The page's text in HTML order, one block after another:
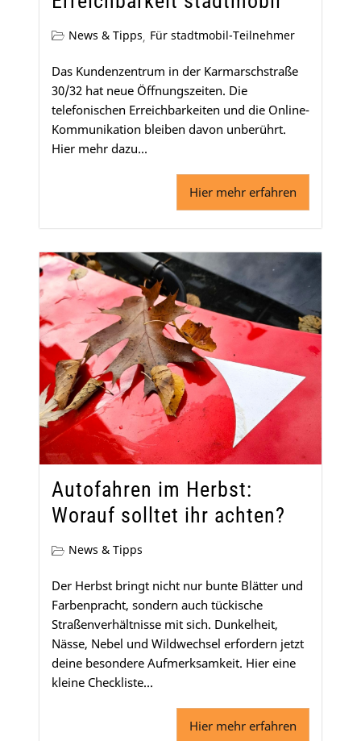
News & Tipps, Für stadtmobil-Teilnehmer
Das Kundenzentrum in der Karmarschstraße
30/32 hat neue Öffnungszeiten. Die
telefonischen Erreichbarkeiten und die Online-
Kommunikation bleiben davon unberührt.
Hier mehr dazu...
Hier mehr erfahren
Autofahren im Herbst:
Worauf solltet ihr achten?
News & Tipps
Der Herbst bringt nicht nur bunte Blätter und
Farbenpracht, sondern auch tückische
Straßenverhältnisse mit sich. Dunkelheit,
Nässe, Nebel und Wildwechsel erfordern jetzt
deine besondere Aufmerksamkeit. Hier eine
kleine Checkliste...
Hier mehr erfahren